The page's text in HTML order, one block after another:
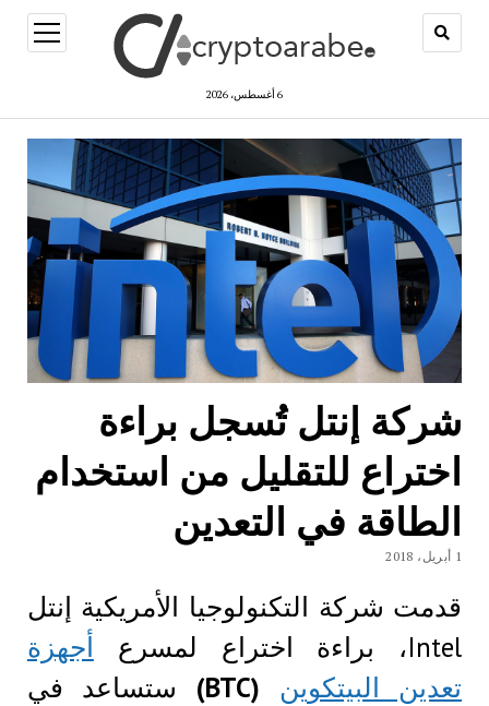
6 أغسطس، 2026
open
menu
شركة إنتل تُسجل براءة
اختراع للتقليل من استخدام
الطاقة في التعدين
1 أبريل، 2018
قدمت شركة التكنولوجيا الأمريكية إنتل
Intel، براءة اختراع لمسرع
أجهزة
تعدين البيتكوين
(BTC)
ستساعد في